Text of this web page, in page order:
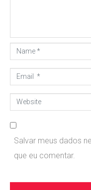
t
*
e
*
b
Salvar meus dados
que eu comentar.